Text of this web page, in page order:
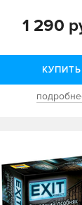
1 290
КУПИТЬ